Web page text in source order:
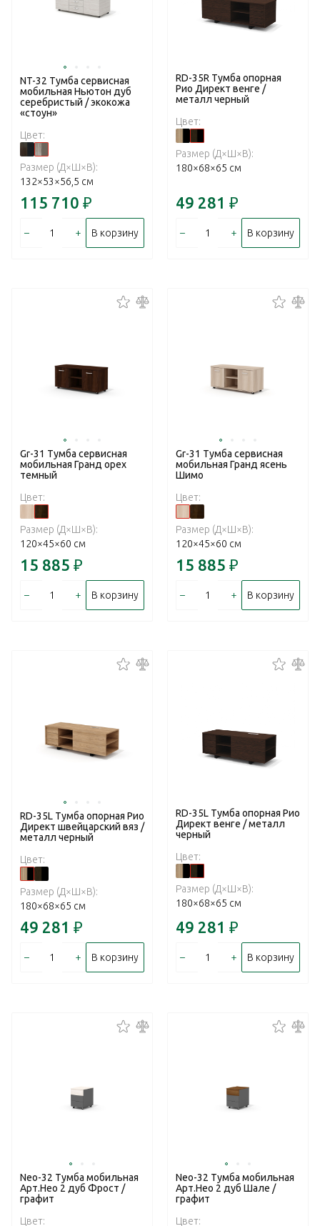
NT-32 Тумба сервисная
мобильная Ньютон дуб
серебристый / экокожа
«стоун»
Цвет:
Размер (Д×Ш×В):
132×53×56,5 см
115 710 ₽
– + В корзину
RD-35R Тумба опорная
Рио Директ венге /
металл черный
Цвет:
Размер (Д×Ш×В):
180×68×65 см
49 281 ₽
– + В корзину
Gr-31 Тумба сервисная
мобильная Гранд орех
темный
Цвет:
Размер (Д×Ш×В):
120×45×60 см
15 885 ₽
– + В корзину
Gr-31 Тумба сервисная
мобильная Гранд ясень
Шимо
Цвет:
Размер (Д×Ш×В):
120×45×60 см
15 885 ₽
– + В корзину
RD-35L Тумба опорная Рио
Директ швейцарский вяз /
металл черный
Цвет:
Размер (Д×Ш×В):
180×68×65 см
49 281 ₽
– + В корзину
RD-35L Тумба опорная Рио
Директ венге / металл
черный
Цвет:
Размер (Д×Ш×В):
180×68×65 см
49 281 ₽
– + В корзину
Neo-32 Тумба мобильная
Арт.Нео 2 дуб Фрост /
графит
Цвет:
Neo-32 Тумба мобильная
Арт.Нео 2 дуб Шале /
графит
Цвет: